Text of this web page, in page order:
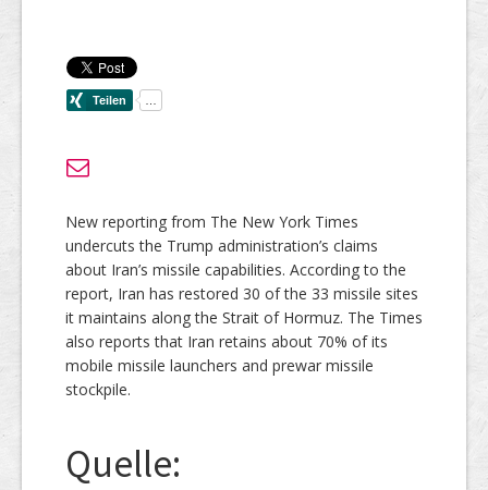
New reporting from The New York Times
undercuts the Trump administration’s claims
about Iran’s missile capabilities. According to the
report, Iran has restored 30 of the 33 missile sites
it maintains along the Strait of Hormuz. The Times
also reports that Iran retains about 70% of its
mobile missile launchers and prewar missile
stockpile.
Quelle: